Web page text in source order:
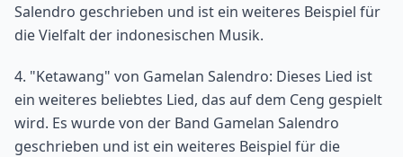
Salendro geschrieben und ist ein weiteres Beispiel für
die Vielfalt der indonesischen Musik.
4. "Ketawang" von Gamelan Salendro: Dieses Lied ist
ein weiteres beliebtes Lied, das auf dem Ceng gespielt
wird. Es wurde von der Band Gamelan Salendro
geschrieben und ist ein weiteres Beispiel für die